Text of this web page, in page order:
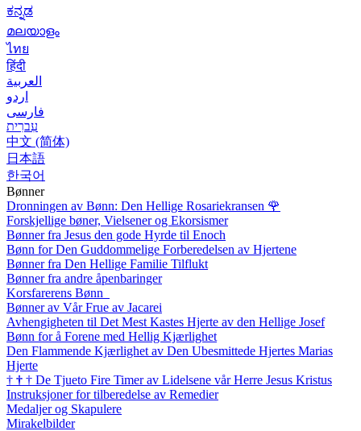
ಕನ್ನಡ
മലയാളം
ไทย
हिंदी
العربية
اردو
فارسی
עִברִית
中文 (简体)
日本語
한국어
Bønner
Dronningen av Bønn: Den Hellige Rosariekransen 🌹
Forskjellige bøner, Vielsener og Ekorsismer
Bønner fra Jesus den gode Hyrde til Enoch
Bønn for Den Guddommelige Forberedelsen av Hjertene
Bønner fra Den Hellige Familie Tilflukt
Bønner fra andre åpenbaringer
Korsfarerens Bønn
Bønner av Vår Frue av Jacarei
Avhengigheten til Det Mest Kastes Hjerte av den Hellige Josef
Bønn for å Forene med Hellig Kjærlighet
Den Flammende Kjærlighet av Den Ubesmittede Hjertes Marias
Hjerte
† † † De Tjueto Fire Timer av Lidelsene vår Herre Jesus Kristus
Instruksjoner for tilberedelse av Remedier
Medaljer og Skapulere
Mirakelbilder